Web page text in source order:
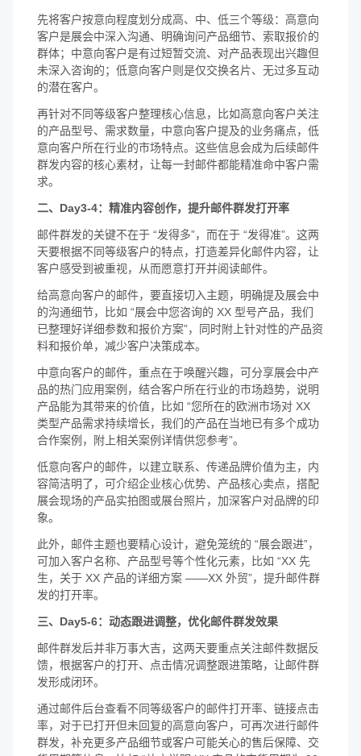
先将客户按意向程度划分成高、中、低三个等级：高意向
客户是展会中深入沟通、明确询问产品细节、索取报价的
群体；中意向客户是有过短暂交流、对产品表现出兴趣但
未深入咨询的；低意向客户则是仅交换名片、无过多互动
的潜在客户。
再针对不同等级客户整理核心信息，比如高意向客户关注
的产品型号、需求数量，中意向客户提及的业务痛点，低
意向客户所在行业的市场特点。这些信息会成为后续邮件
群发内容的核心素材，让每一封邮件都能精准命中客户需
求。
二、Day3-4：精准内容创作，提升邮件群发打开率
邮件群发的关键不在于 “发得多”，而在于 “发得准”。这两
天要根据不同等级客户的特点，打造差异化邮件内容，让
客户感受到被重视，从而愿意打开并阅读邮件。
给高意向客户的邮件，要直接切入主题，明确提及展会中
的沟通细节，比如 “展会中您咨询的 XX 型号产品，我们
已整理好详细参数和报价方案”，同时附上针对性的产品资
料和报价单，减少客户决策成本。
中意向客户的邮件，重点在于唤醒兴趣，可分享展会中产
品的热门应用案例，结合客户所在行业的市场趋势，说明
产品能为其带来的价值，比如 “您所在的欧洲市场对 XX
类型产品需求持续增长，我们的产品在当地已有多个成功
合作案例，附上相关案例详情供您参考”。
低意向客户的邮件，以建立联系、传递品牌价值为主，内
容简洁明了，可介绍企业核心优势、产品核心卖点，搭配
展会现场的产品实拍图或展台照片，加深客户对品牌的印
象。
此外，邮件主题也要精心设计，避免笼统的 “展会跟进”，
可加入客户名称、产品型号等个性化元素，比如 “XX 先
生，关于 XX 产品的详细方案 ——XX 外贸”，提升邮件群
发的打开率。
三、Day5-6：动态跟进调整，优化邮件群发效果
邮件群发后并非万事大吉，这两天要重点关注邮件数据反
馈，根据客户的打开、点击情况调整跟进策略，让邮件群
发形成闭环。
通过邮件后台查看不同等级客户的邮件打开率、链接点击
率，对于已打开但未回复的高意向客户，可再次进行邮件
群发，补充更多产品细节或客户可能关心的售后保障、交